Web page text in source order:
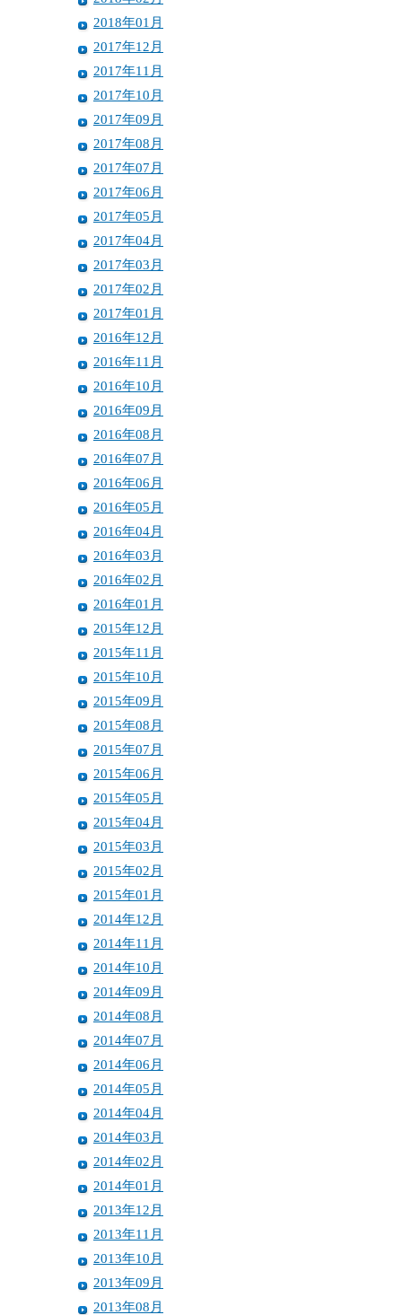
2018年01月
2017年12月
2017年11月
2017年10月
2017年09月
2017年08月
2017年07月
2017年06月
2017年05月
2017年04月
2017年03月
2017年02月
2017年01月
2016年12月
2016年11月
2016年10月
2016年09月
2016年08月
2016年07月
2016年06月
2016年05月
2016年04月
2016年03月
2016年02月
2016年01月
2015年12月
2015年11月
2015年10月
2015年09月
2015年08月
2015年07月
2015年06月
2015年05月
2015年04月
2015年03月
2015年02月
2015年01月
2014年12月
2014年11月
2014年10月
2014年09月
2014年08月
2014年07月
2014年06月
2014年05月
2014年04月
2014年03月
2014年02月
2014年01月
2013年12月
2013年11月
2013年10月
2013年09月
2013年08月